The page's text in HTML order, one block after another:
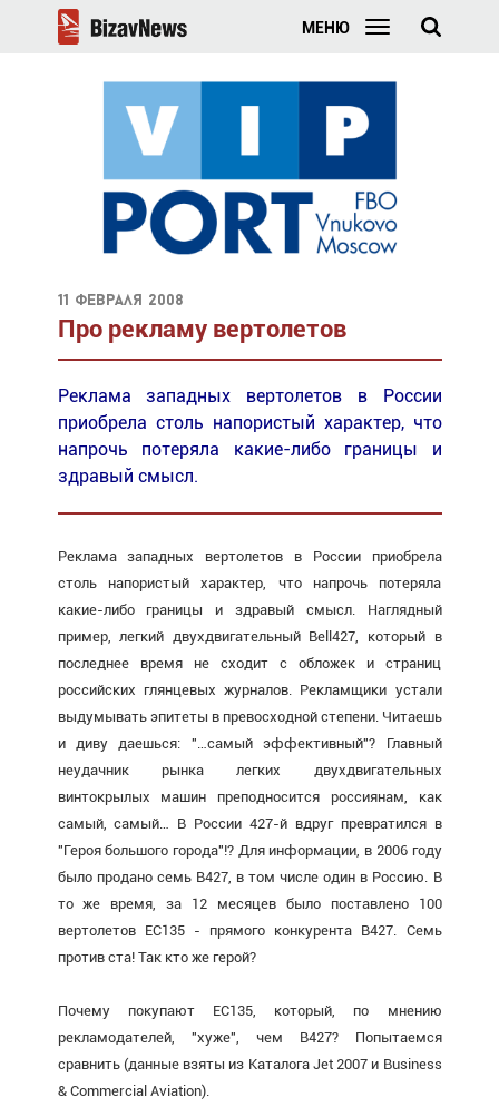
МЕНЮ
11 февраля 2008
Про рекламу вертолетов
Реклама западных вертолетов в России
приобрела столь напористый характер, что
напрочь потеряла какие-либо границы и
здравый смысл.
Реклама западных вертолетов в России приобрела
столь напористый характер, что напрочь потеряла
какие-либо границы и здравый смысл. Наглядный
пример, легкий двухдвигательный Bell427, который в
последнее время не сходит с обложек и страниц
российских глянцевых журналов. Рекламщики устали
выдумывать эпитеты в превосходной степени. Читаешь
и диву даешься: "…самый эффективный"? Главный
неудачник рынка легких двухдвигательных
винтокрылых машин преподносится россиянам, как
самый, самый… В России 427-й вдруг превратился в
"Героя большого города"!? Для информации, в 2006 году
было продано семь В427, в том числе один в Россию. В
то же время, за 12 месяцев было поставлено 100
вертолетов ЕС135 - прямого конкурента В427. Семь
против ста! Так кто же герой?
Почему покупают ЕС135, который, по мнению
рекламодателей, "хуже", чем В427? Попытаемся
сравнить (данные взяты из Каталога Jet 2007 и Business
& Commercial Aviation).